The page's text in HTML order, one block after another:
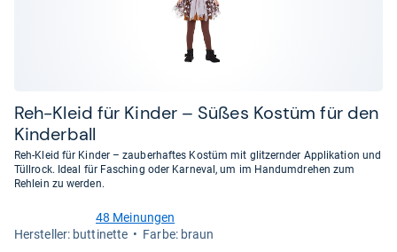
sich
Reh-​Kleid für Kin­der – Süßes Kostüm für den
Kin­der­ball
Reh-Kleid für Kinder – zauberhaftes Kostüm mit glitzernder Applikation und
Tüllrock. Ideal für Fasching oder Karneval, um im Handumdrehen zum
Rehlein zu werden.
von
48 Meinungen
Her­stel­ler: buttinette
Farbe: braun